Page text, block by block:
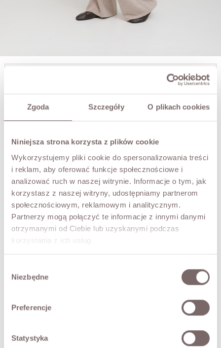
Zgoda Szczegóły O plikach cookies
Niniejsza strona korzysta z plików cookie
Wykorzystujemy pliki cookie do spersonalizowania treści
i reklam, aby oferować funkcje społecznościowe i
analizować ruch w naszej witrynie. Informacje o tym, jak
korzystasz z naszej witryny, udostępniamy partnerom
społecznościowym, reklamowym i analitycznym.
Partnerzy mogą połączyć te informacje z innymi danymi
otrzymanymi od Ciebie lub uzyskanymi podczas
korzystania z ich usług.
zgody
Niezbędne
Preferencje
Statystyka
JAMES KOMPLET Z WEŁNY MERINO BEŻ
759,00 zł
DODAJ DO KOSZYKA
NOWOŚĆ! PRZYMIERZ WIRTUALNIE
OPIS
Elegancki komplet dzianinowy wykonany z miękkiej,
przyjemnej w dotyku przędzy z wełny merino, kaszmiru i
to ponadczasowa pozycja w Twojej garderobie.
• spodnie: w pasie gumka, szerokie, proste nogawki,
gładka dzianina,